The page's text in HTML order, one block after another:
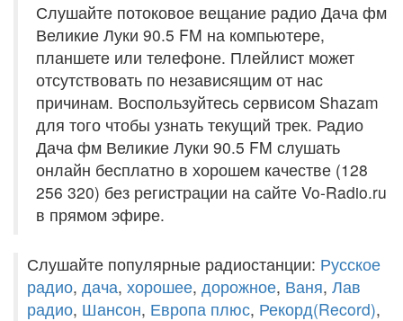
Слушайте потоковое вещание радио Дача фм
Великие Луки 90.5 FM на компьютере,
планшете или телефоне. Плейлист может
отсутствовать по независящим от нас
причинам. Воспользуйтесь сервисом Shazam
для того чтобы узнать текущий трек. Радио
Дача фм Великие Луки 90.5 FM слушать
онлайн бесплатно в хорошем качестве (128
256 320) без регистрации на сайте Vo-Radio.ru
в прямом эфире.
Слушайте популярные радиостанции: Русское
радио, дача, хорошее, дорожное, Ваня, Лав
радио, Шансон, Европа плюс, Рекорд(Record),